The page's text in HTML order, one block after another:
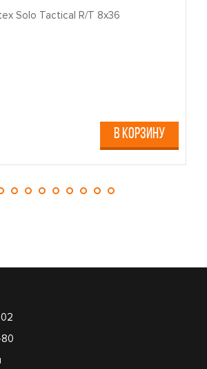
Solo Tactical R/T 8x36
В КОРЗИНУ